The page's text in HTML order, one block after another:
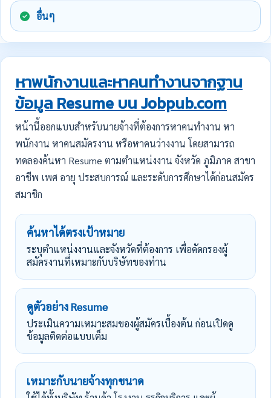
อื่นๆ
หาพนักงานและหาคนทำงานจากฐาน
ข้อมูล Resume บน Jobpub.com
หน้านี้ออกแบบสำหรับนายจ้างที่ต้องการหาคนทำงาน หา
พนักงาน หาคนสมัครงาน หรือหาคนว่างงาน โดยสามารถ
ทดลองค้นหา Resume ตามตำแหน่งงาน จังหวัด ภูมิภาค สาขา
อาชีพ เพศ อายุ ประสบการณ์ และระดับการศึกษาได้ก่อนสมัคร
สมาชิก
ค้นหาได้ตรงเป้าหมาย
ระบุตำแหน่งงานและจังหวัดที่ต้องการ เพื่อคัดกรองผู้
สมัครงานที่เหมาะกับบริษัทของท่าน
ดูตัวอย่าง Resume
ประเมินความเหมาะสมของผู้สมัครเบื้องต้น ก่อนเปิดดู
ข้อมูลติดต่อแบบเต็ม
เหมาะกับนายจ้างทุกขนาด